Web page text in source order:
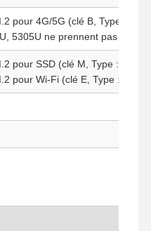
pour 4G/5G (clé B, Type :
5305U ne prennent pas en
pour SSD (clé M, Type : 2280)
pour Wi-Fi (clé E, Type : 2230)